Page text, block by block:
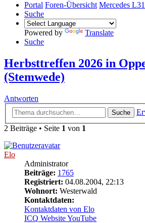
Portal Foren-Übersicht Mercedes
Suche
Powered by
Translate
Suche
Herbsttreffen 2026 in
(Stemwede)
Antworten
Suche
2 Beiträge • Seite 1 von 1
Elo
Administrator
Beiträge: 1765
Registriert: 04.08.2004, 22:13
Wohnort: Westerwald
Kontaktdaten:
Kontaktdaten von Elo
ICQ WebsiteYouTube